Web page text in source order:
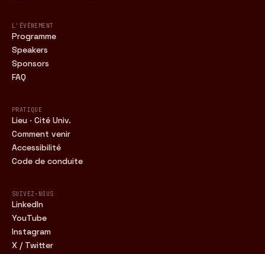
L'ÉVÉNEMENT
Programme
Speakers
Sponsors
FAQ
PRATIQUE
Lieu · Cité Univ.
Comment venir
Accessibilité
Code de conduite
SUIVEZ-NOUS
LinkedIn
YouTube
Instagram
X / Twitter